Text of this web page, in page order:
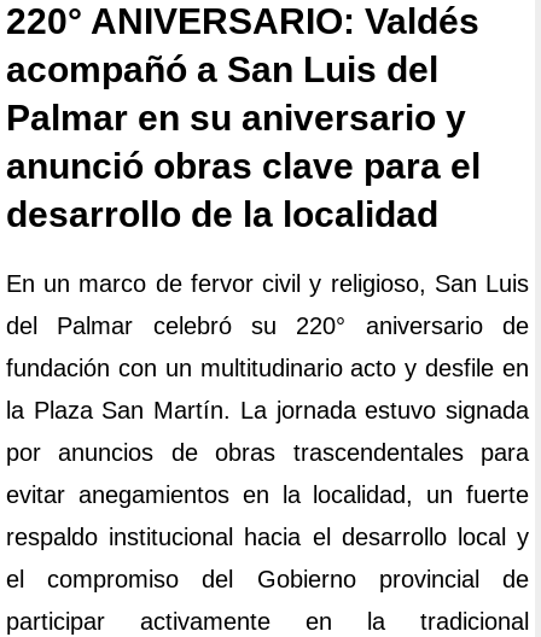
220° ANIVERSARIO: Valdés
acompañó a San Luis del
Palmar en su aniversario y
anunció obras clave para el
desarrollo de la localidad
En un marco de fervor civil y religioso, San Luis
del Palmar celebró su 220° aniversario de
fundación con un multitudinario acto y desfile en
la Plaza San Martín. La jornada estuvo signada
por anuncios de obras trascendentales para
evitar anegamientos en la localidad, un fuerte
respaldo institucional hacia el desarrollo local y
el compromiso del Gobierno provincial de
participar activamente en la tradicional